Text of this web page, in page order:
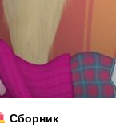
Сборник